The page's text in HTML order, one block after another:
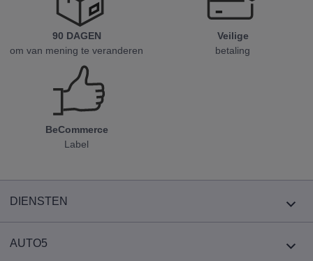
DIENSTEN
AUTO5
90 DAGEN
om van mening te veranderen
Veilige
betaling
BeCommerce
Label